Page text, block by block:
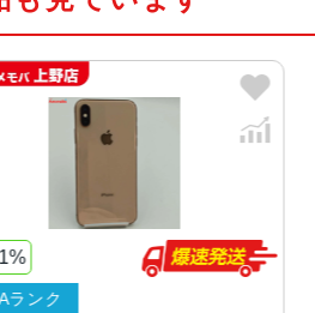
カラー スペー
容量 64GB
液晶 5.8イ
アウトカメラ 1,200
ンク